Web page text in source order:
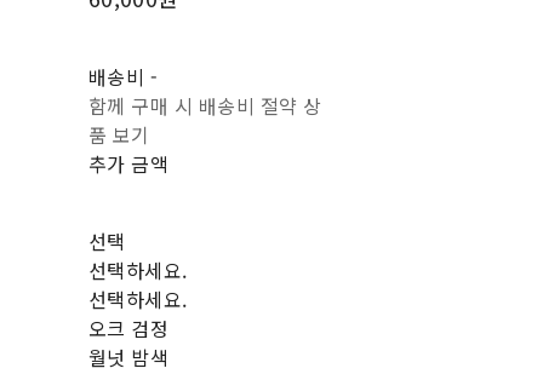
배송비 -
함께 구매 시 배송비 절약 상
품 보기
추가 금액
선택
선택하세요.
선택하세요.
오크 검정
월넛 밤색